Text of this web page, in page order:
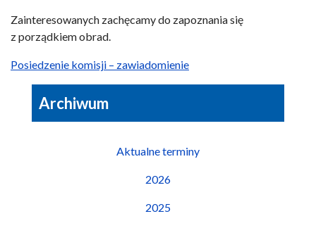
Zainteresowanych zachęcamy do zapoznania się
z porządkiem obrad.
Posiedzenie komisji – zawiadomienie
Archiwum
Aktualne terminy
2026
2025